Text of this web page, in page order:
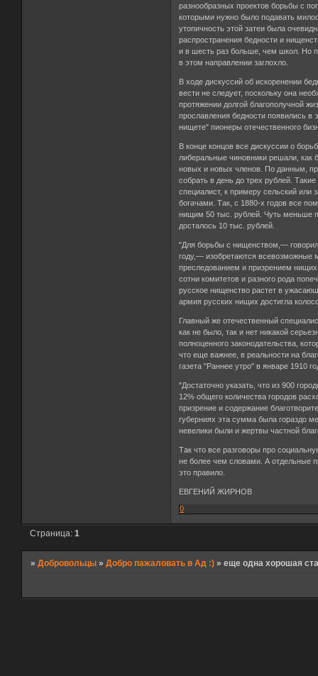
разнообразных проектов борьбы с
которыми нужно было подавать
утопичность этой затеи была
распространения бедности и
и в шесть раз больше, чем школ. Но
в этом направлении заглохло.
В ходе дискуссий об искоренении
вести не следует, поскольку она
протяжении долгой благополучной
прославления бедности появились в
нищете" пионеры отечественного
В конце концов все дискуссии о
либеральные чиновники решали,
новых и новых членов. По данным,
собрать в день до трех рублей.
специалист, к примеру сельский
богачами. Так, с 1880-х годов все
нищим 50 тыс. рублей. Чуть меньше
досталось 10 тыс. рублей.
"Для борьбы с нищенством,—
году,— изобретаются всевозможные
преследованием и призрением
сотни комитетов и разного рода
русское нищенство растет в
армия русских нищих достигла
Главный же отечественный
как не было, так и нет никакой
полноценного законодательства,
что еще важнее, в реальности на
газета "Раннее утро" в январе 1910
"Достаточно указать, что из 900
12% общего количества городов
призрение и содержание
губерниях эта сумма была гораздо
невелики были и жертвы частной
Так что все разговоры про
не более чем словами. А отдельные
это правило.
ЕВГЕНИЙ ЖИРНОВ
0
Страница:1
»Добровольцы »Добро пажаловать в Ад :) »еще одна хорошая